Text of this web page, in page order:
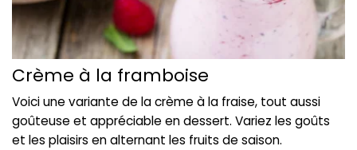
Crème à la framboise
Voici une variante de la crème à la fraise, tout aussi
goûteuse et appréciable en dessert. Variez les goûts
et les plaisirs en alternant les fruits de saison.